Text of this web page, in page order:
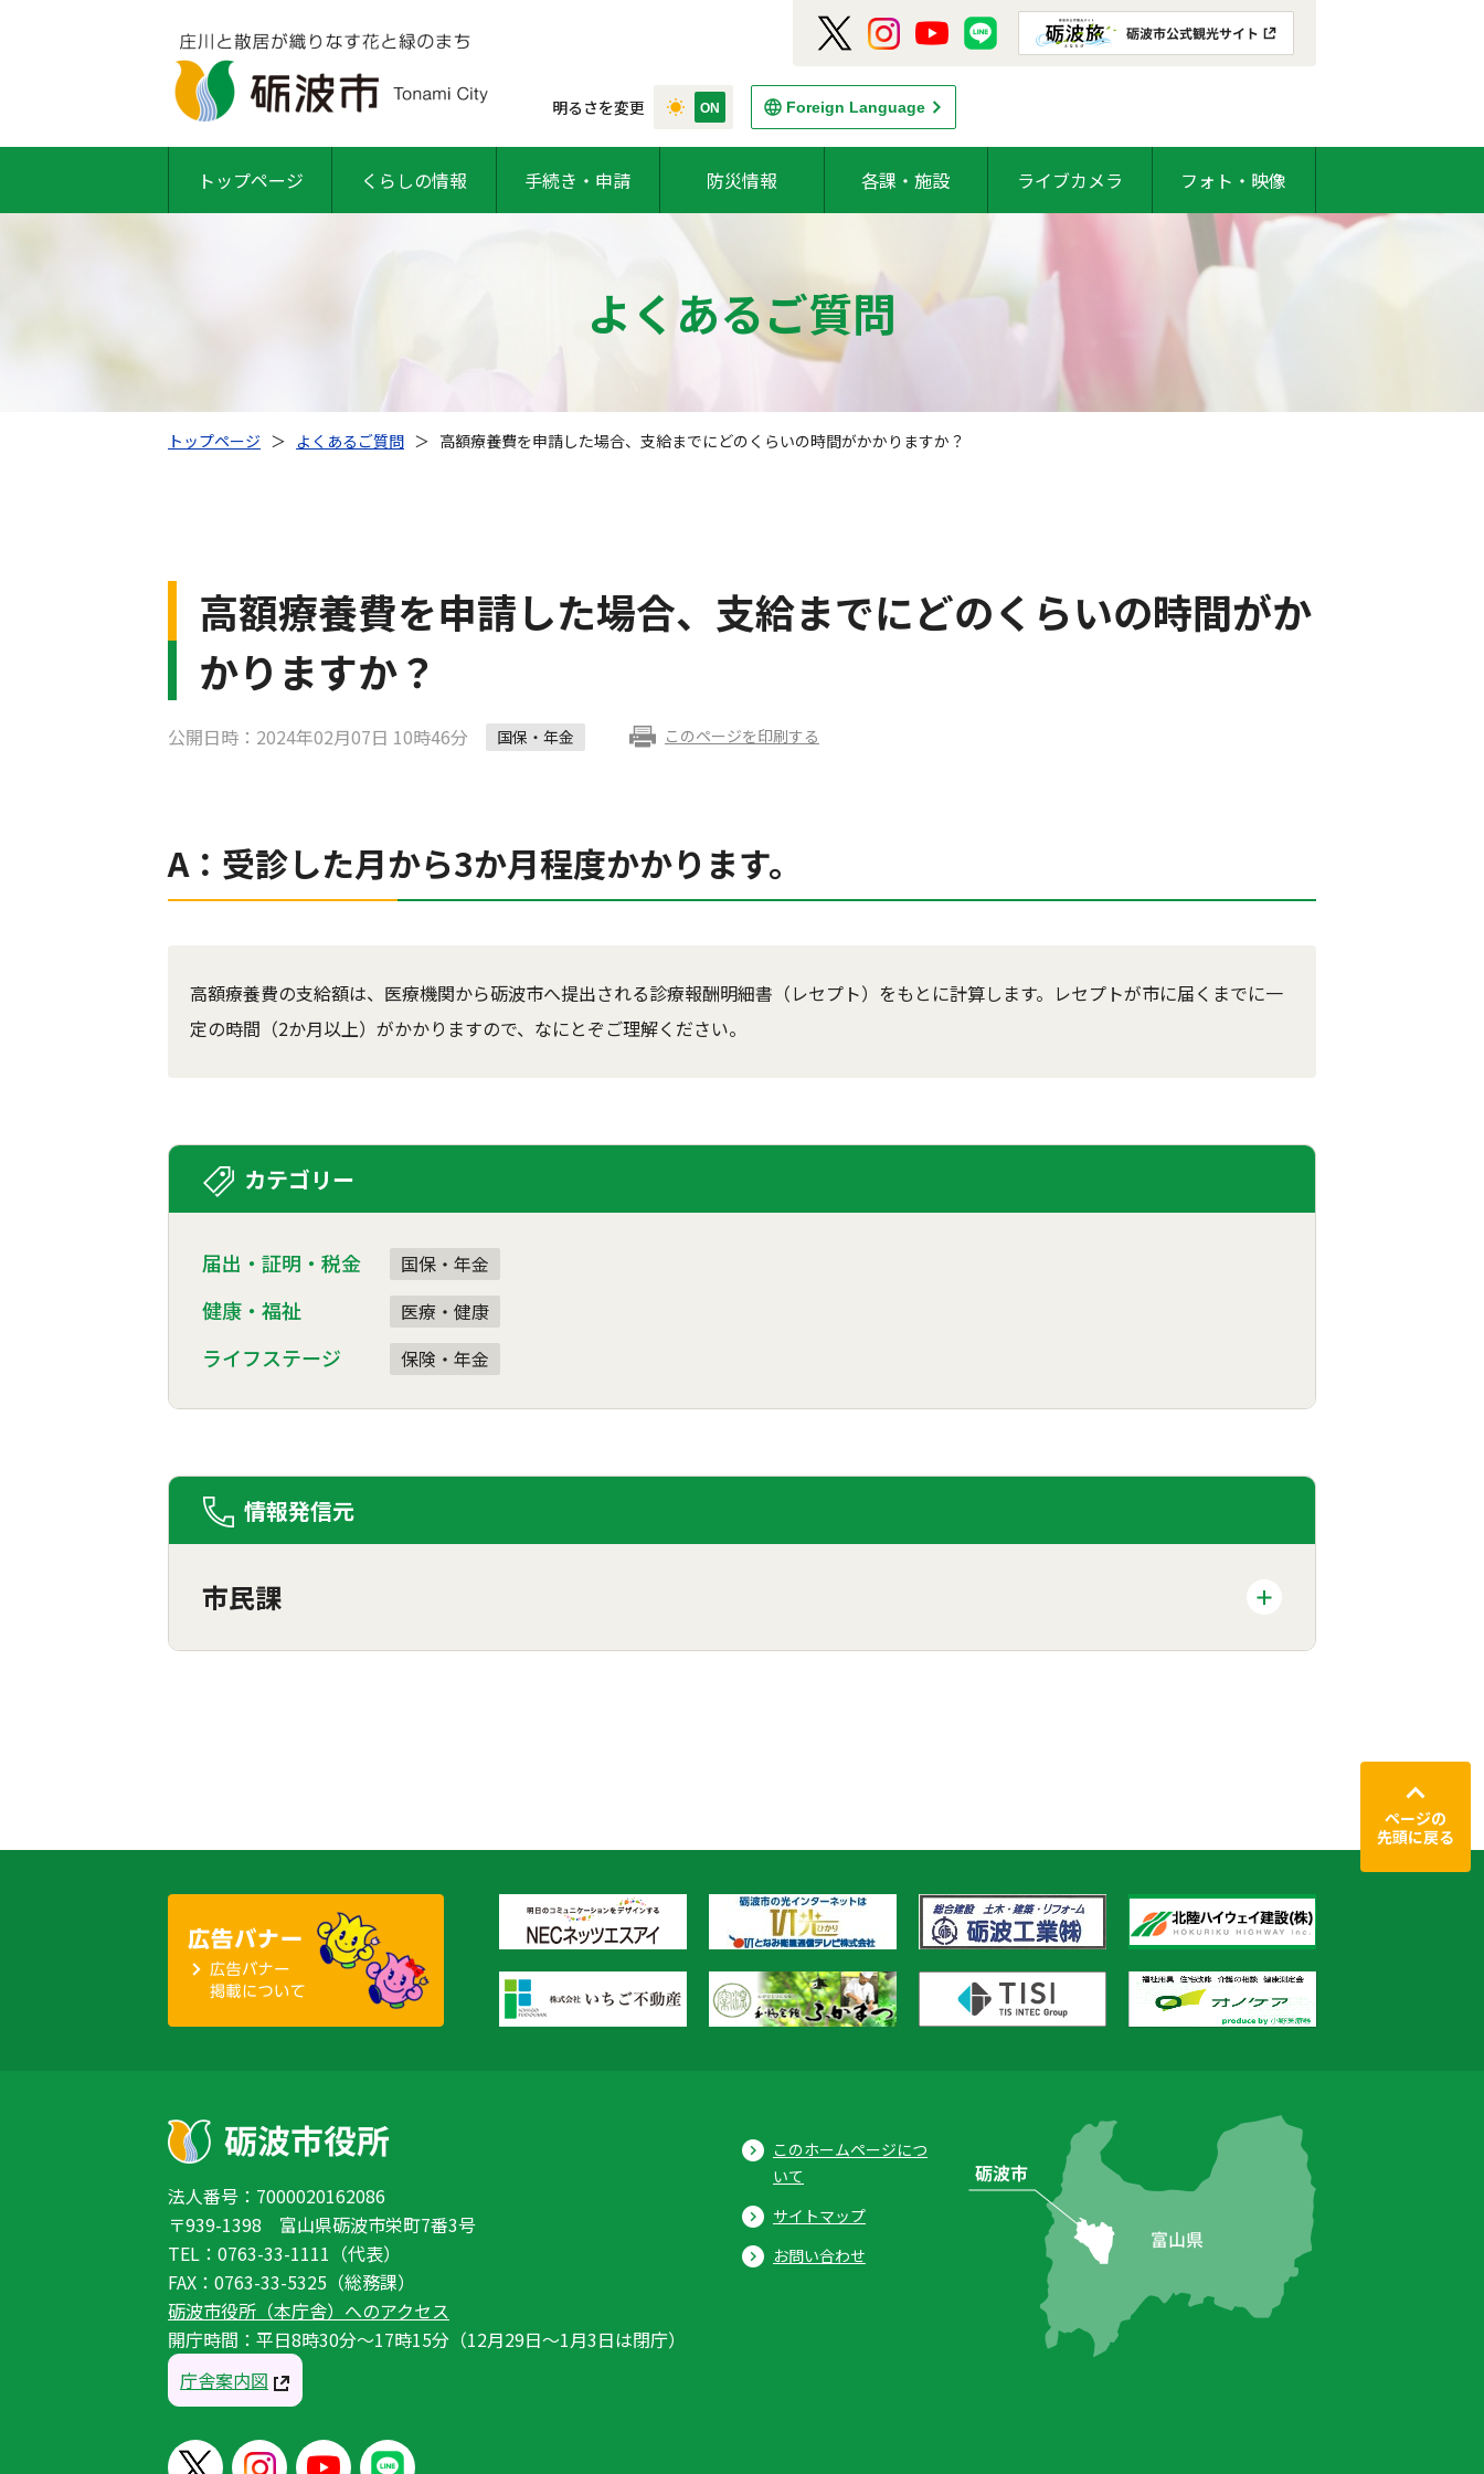
明るさを変更 Foreign Language
トップページ くらしの情報 手続き・申請 防災情報 各課・施設 ライブカメラ フォト・映像
よくあるご質問
トップページ ＞ よくあるご質問 ＞ 高額療養費を申請した場合、支給までにどのくらいの時間がかかりますか？
高額療養費を申請した場合、支給までにどのくらいの時間がか
かりますか？
公開日時：2024年02月07日 10時46分 国保・年金 このページを印刷する
A：受診した月から3か月程度かかります。
高額療養費の支給額は、医療機関から砺波市へ提出される診療報酬明細書（レセプト）をもとに計算します。レセプトが市に届くまでに一
定の時間（2か月以上）がかかりますので、なにとぞご理解ください。
カテゴリー
届出・証明・税金 国保・年金
健康・福祉 医療・健康
ライフステージ 保険・年金
情報発信元
市民課
ページの
先頭に戻る
法人番号：7000020162086
〒939-1398 富山県砺波市栄町7番3号
TEL：0763-33-1111（代表）
FAX：0763-33-5325（総務課）
砺波市役所（本庁舎）へのアクセス
開庁時間：平日8時30分〜17時15分（12月29日〜1月3日は閉庁）
庁舎案内図
このホームページにつ
いて
サイトマップ
お問い合わせ